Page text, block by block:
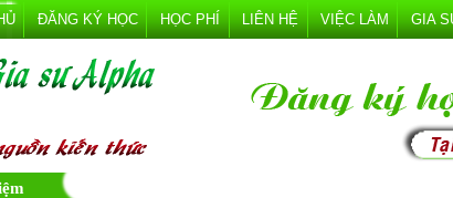
ĐĂNG KÝ HỌC HỌC PHÍ LIÊN HỆ VIỆC LÀM GIA